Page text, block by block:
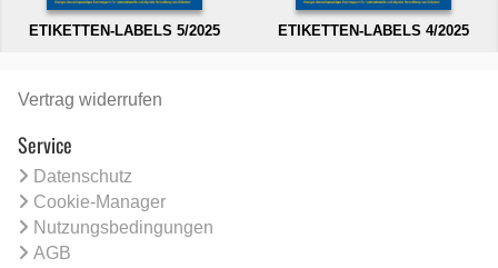
ETIKETTEN-LABELS 5/2025 ETIKETTEN-LABELS 4/2025
Vertrag widerrufen
Service
Datenschutz
Cookie-Manager
Nutzungsbedingungen
AGB